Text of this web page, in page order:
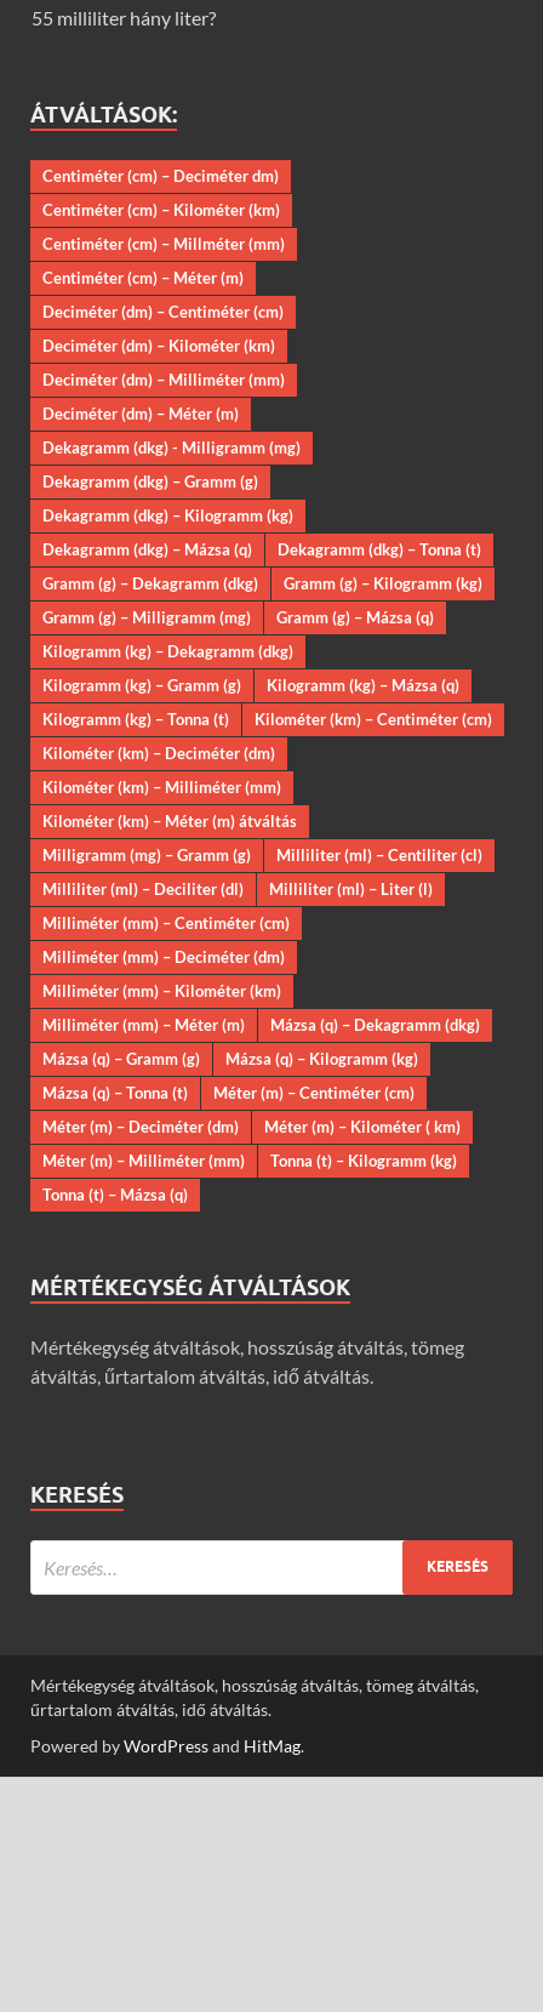
55 milliliter hány liter?
ÁTVÁLTÁSOK:
Centiméter (cm) – Deciméter dm)
Centiméter (cm) – Kilométer (km)
Centiméter (cm) – Millméter (mm)
Centiméter (cm) – Méter (m)
Deciméter (dm) – Centiméter (cm)
Deciméter (dm) – Kilométer (km)
Deciméter (dm) – Milliméter (mm)
Deciméter (dm) – Méter (m)
Dekagramm (dkg) - Milligramm (mg)
Dekagramm (dkg) – Gramm (g)
Dekagramm (dkg) – Kilogramm (kg)
Dekagramm (dkg) – Mázsa (q)
Dekagramm (dkg) – Tonna (t)
Gramm (g) – Dekagramm (dkg)
Gramm (g) – Kilogramm (kg)
Gramm (g) – Milligramm (mg)
Gramm (g) – Mázsa (q)
Kilogramm (kg) – Dekagramm (dkg)
Kilogramm (kg) – Gramm (g)
Kilogramm (kg) – Mázsa (q)
Kilogramm (kg) – Tonna (t)
Kilométer (km) – Centiméter (cm)
Kilométer (km) – Deciméter (dm)
Kilométer (km) – Milliméter (mm)
Kilométer (km) – Méter (m) átváltás
Milligramm (mg) – Gramm (g)
Milliliter (ml) – Centiliter (cl)
Milliliter (ml) – Deciliter (dl)
Milliliter (ml) – Liter (l)
Milliméter (mm) – Centiméter (cm)
Milliméter (mm) – Deciméter (dm)
Milliméter (mm) – Kilométer (km)
Milliméter (mm) – Méter (m)
Mázsa (q) – Dekagramm (dkg)
Mázsa (q) – Gramm (g)
Mázsa (q) – Kilogramm (kg)
Mázsa (q) – Tonna (t)
Méter (m) – Centiméter (cm)
Méter (m) – Deciméter (dm)
Méter (m) – Kilométer ( km)
Méter (m) – Milliméter (mm)
Tonna (t) – Kilogramm (kg)
Tonna (t) – Mázsa (q)
MÉRTÉKEGYSÉG ÁTVÁLTÁSOK
Mértékegység átváltások, hosszúság átváltás, tömeg
átváltás, űrtartalom átváltás, idő átváltás.
KERESÉS
Mértékegység átváltások, hosszúság átváltás, tömeg átváltás,
űrtartalom átváltás, idő átváltás.
Powered byWordPressand HitMag.